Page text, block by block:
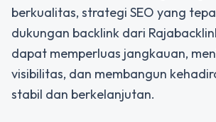
berkualitas, strategi SEO yang
dukungan backlink dari
dapat memperluas jangkauan,
visibilitas, dan membangun
stabil dan berkelanjutan.